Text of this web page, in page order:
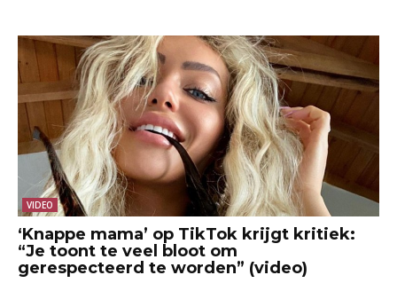
VIDEO
‘Knappe mama’ op TikTok krijgt kritiek:
“Je toont te veel bloot om
gerespecteerd te worden” (video)